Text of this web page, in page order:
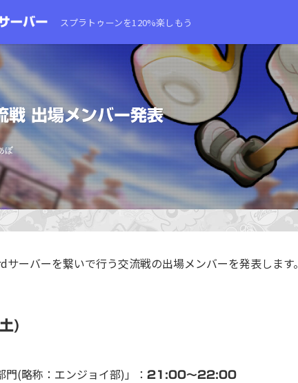
スプラトゥーンを120%楽しもう
出場メンバー発表
ぽ
ーバーを繋いで行う交流戦の出場メンバーを発表します。
)
(略称：エンジョイ部)」： 21:00〜22:00